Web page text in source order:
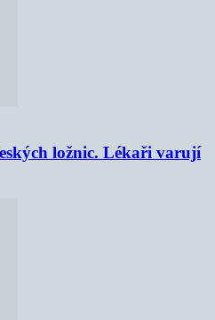
ložnic. Lékaři varují